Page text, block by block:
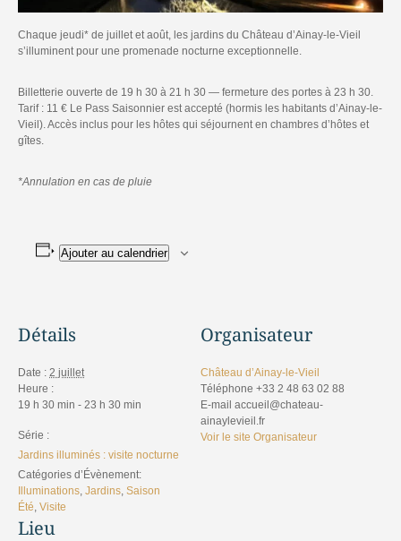
Chaque jeudi* de juillet et août, les jardins du Château d’Ainay-le-Vieil
s’illuminent pour une promenade nocturne exceptionnelle.
Billetterie ouverte de 19 h 30 à 21 h 30 — fermeture des portes à 23 h 30.
Tarif : 11 € Le Pass Saisonnier est accepté (hormis les habitants d’Ainay-le-
Vieil). Accès inclus pour les hôtes qui séjournent en chambres d’hôtes et
gîtes.
*Annulation en cas de pluie
Ajouter au calendrier
Détails
Date : 2 juillet
Heure :
19 h 30 min - 23 h 30 min
Série :
Jardins illuminés : visite nocturne
Catégories d’Évènement:
Illuminations Jardins Saison
Été Visite
Lieu
Organisateur
Château d’Ainay-le-Vieil
Téléphone +33 2 48 63 02 88
E-mail accueil@chateau-
ainaylevieil.fr
Voir le site Organisateur